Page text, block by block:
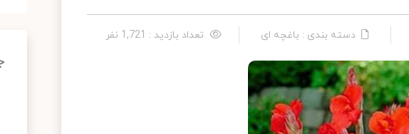
دسته بندی : باغچه ای تعداد بازدید : 1,721 نفر